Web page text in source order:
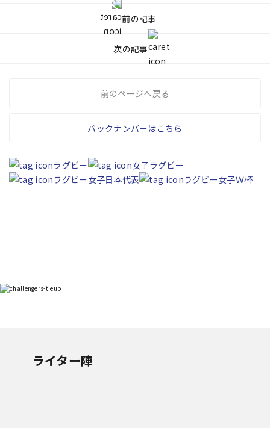
前の記事
次の記事
前のページへ戻る
バックナンバーはこちら
ラグビー
女子ラグビー
ラグビー女子日本代表
ラグビー女子Ｗ杯
ライター陣